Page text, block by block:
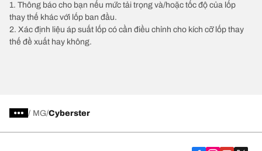
1. Thông báo cho bạn nếu mức tải trọng và/hoặc tốc độ của lốp
thay thế khác với lốp ban đầu.
2. Xác định liệu áp suất lốp có cần điều chỉnh cho kích cỡ lốp thay
thế đề xuất hay không.
/ MG Cyberster